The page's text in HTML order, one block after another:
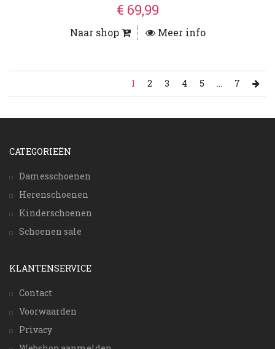
€ 69,99
Naar shop Meer info
1 2 3 4 5 ... 7
CATEGORIEËN
Damesschoenen
Herenschoenen
Kinderschoenen
Schoenen sale
KLANTENSERVICE
Contact
Voorwaarden
Privacy